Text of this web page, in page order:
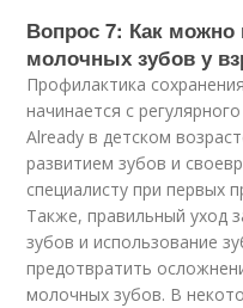
Вопрос 7: Как можно
молочных зубов у
Профилактика
начинается с
Already в детском
развитием зубов и
специалисту при первых
Также, правильный уход
зубов и использование
предотвратить
молочных зубов. В